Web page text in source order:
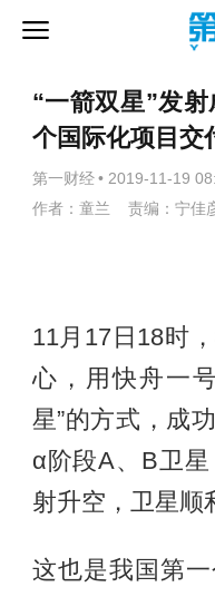
“一箭双星”发
个国际化项目交
第一财经 • 2019-11-19
作者：童兰 责编：宁佳
11月17日18时
心，用快舟一
星”的方式，成
α阶段A、B卫
射升空，卫星顺
这也是我国第